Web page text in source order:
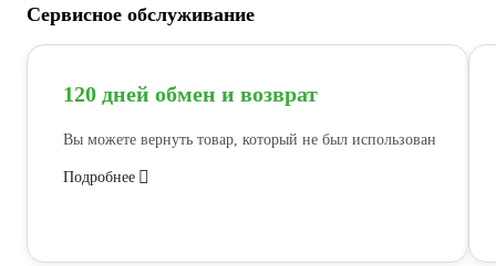
Сервисное обслуживание
120 дней обмен и возврат
Вы можете вернуть товар, который не был использован
Подробнее